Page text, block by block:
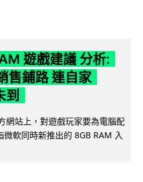
遊戲建議 分析:
售鋪路 連自家
站上，對遊戲玩家要為電腦配
軟同時新推出的 8GB RAM 入